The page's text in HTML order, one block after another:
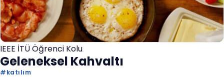
IEEE İTÜ Öğrenci Kolu
Geleneksel Kahvaltı
#katılım